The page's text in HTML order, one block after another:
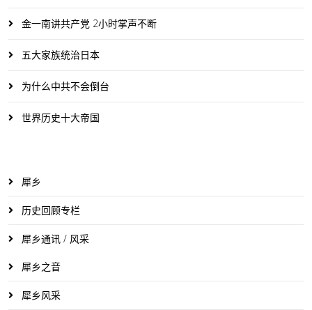
金一南讲共产党 2小时掌声不断
五大家族统治日本
为什么中共不会倒台
世界历史十大帝国
犀乡
历史回顾专栏
犀乡通讯 / 风采
犀乡之音
犀乡风采